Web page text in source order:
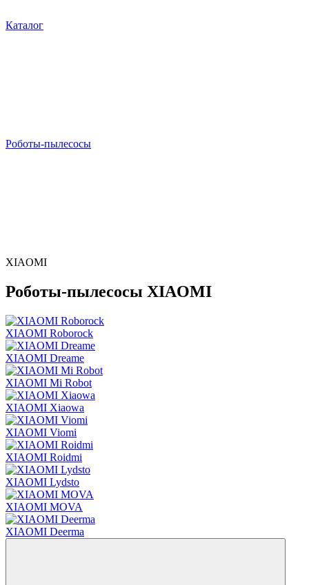
Каталог
Роботы-пылесосы
XIAOMI
Роботы-пылесосы XIAOMI
XIAOMI Roborock
XIAOMI Dreame
XIAOMI Mi Robot
XIAOMI Xiaowa
XIAOMI Viomi
XIAOMI Roidmi
XIAOMI Lydsto
XIAOMI MOVA
XIAOMI Deerma